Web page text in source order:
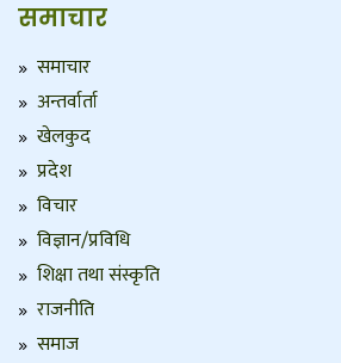
समाचार
समाचार
अन्तर्वार्ता
खेलकुद
प्रदेश
विचार
विज्ञान/प्रविधि
शिक्षा तथा संस्कृति
राजनीति
समाज